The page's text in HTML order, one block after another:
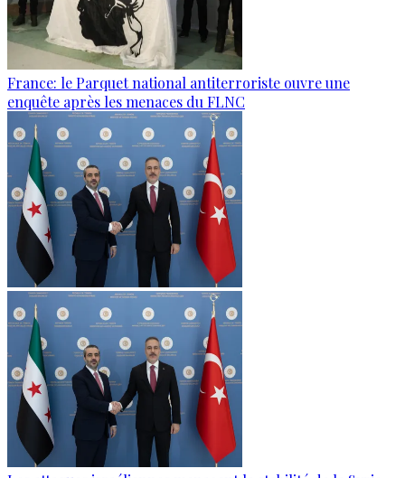
France: le Parquet national antiterroriste ouvre une
enquête après les menaces du FLNC